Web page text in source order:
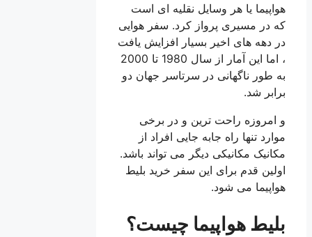
هواپیما یا هر وسایل نقلیه ای است
که در مسیری پرواز کرد. سفر هوایی
در دهه های اخیر بسیار افزایش یافت
، اما این آمار از سال 1980 تا 2000
به طور ناگهانی در سرتاسر جهان دو
برابر شد.
و امروزه راحت ترین و در برخی
موارد تنها راه جابه جایی افراد از
مکانیک مکانیکی دیگر می تواند باشد.
اولین قدم برای این سفر خرید بلیط
هواپیما می شود.
بلیط هواپیما چیست؟